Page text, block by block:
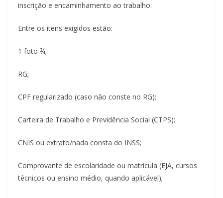
inscrição e encaminhamento ao trabalho.
Entre os itens exigidos estão:
1 foto ¾;
RG;
CPF regularizado (caso não conste no RG);
Carteira de Trabalho e Previdência Social (CTPS);
CNIS ou extrato/nada consta do INSS;
Comprovante de escolaridade ou matrícula (EJA, cursos
técnicos ou ensino médio, quando aplicável);